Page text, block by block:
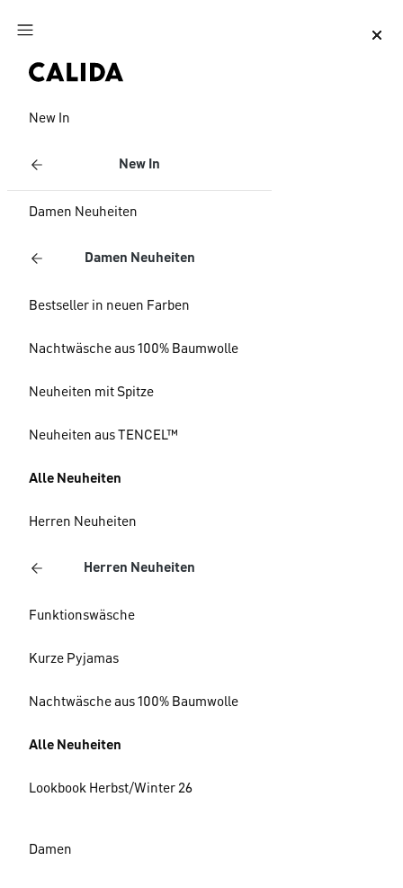
Zum Hauptinhalt springen
New In
New In
Damen Neuheiten
Damen Neuheiten
Bestseller in neuen Farben
Nachtwäsche aus 100% Baumwolle
Neuheiten mit Spitze
Neuheiten aus TENCEL™
Alle Neuheiten
Herren Neuheiten
Herren Neuheiten
Funktionswäsche
Kurze Pyjamas
Nachtwäsche aus 100% Baumwolle
Alle Neuheiten
Lookbook Herbst/Winter 26
Damen